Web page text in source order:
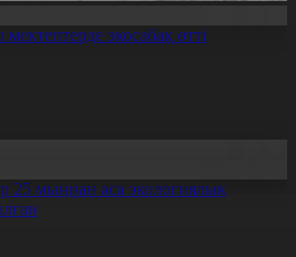
экосабақ өтті
25 мыңнан аса экологиялық